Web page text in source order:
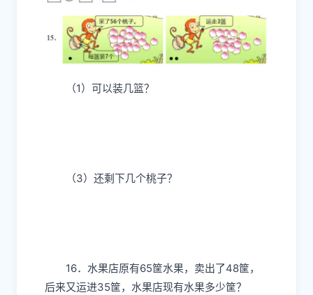
（1）可以装几篮？
（3）还剩下几个桃子？
16．水果店原有65筐水果，卖出了48筐，
后来又运进35筐，水果店现有水果多少筐？